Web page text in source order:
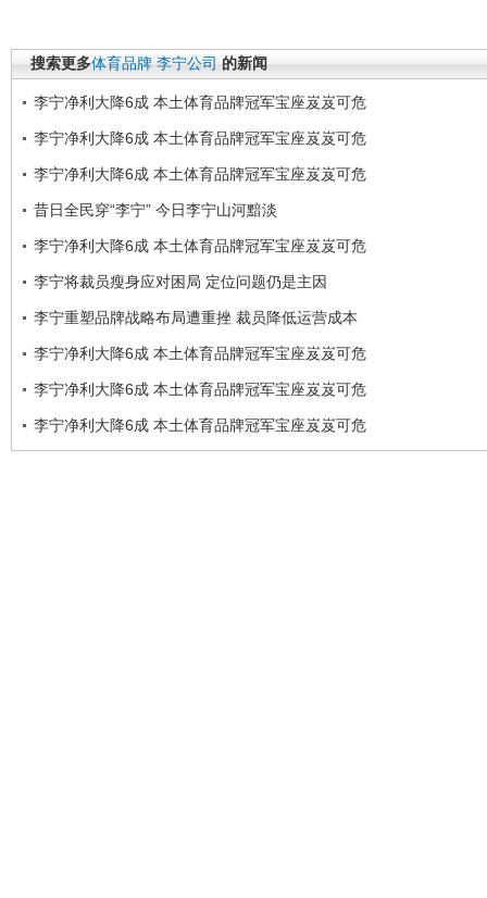
搜索更多体育品牌 李宁公司 的新闻
李宁净利大降6成 本土体育品牌冠军宝座岌岌可危
李宁净利大降6成 本土体育品牌冠军宝座岌岌可危
李宁净利大降6成 本土体育品牌冠军宝座岌岌可危
昔日全民穿“李宁” 今日李宁山河黯淡
李宁净利大降6成 本土体育品牌冠军宝座岌岌可危
李宁将裁员瘦身应对困局 定位问题仍是主因
李宁重塑品牌战略布局遭重挫 裁员降低运营成本
李宁净利大降6成 本土体育品牌冠军宝座岌岌可危
李宁净利大降6成 本土体育品牌冠军宝座岌岌可危
李宁净利大降6成 本土体育品牌冠军宝座岌岌可危